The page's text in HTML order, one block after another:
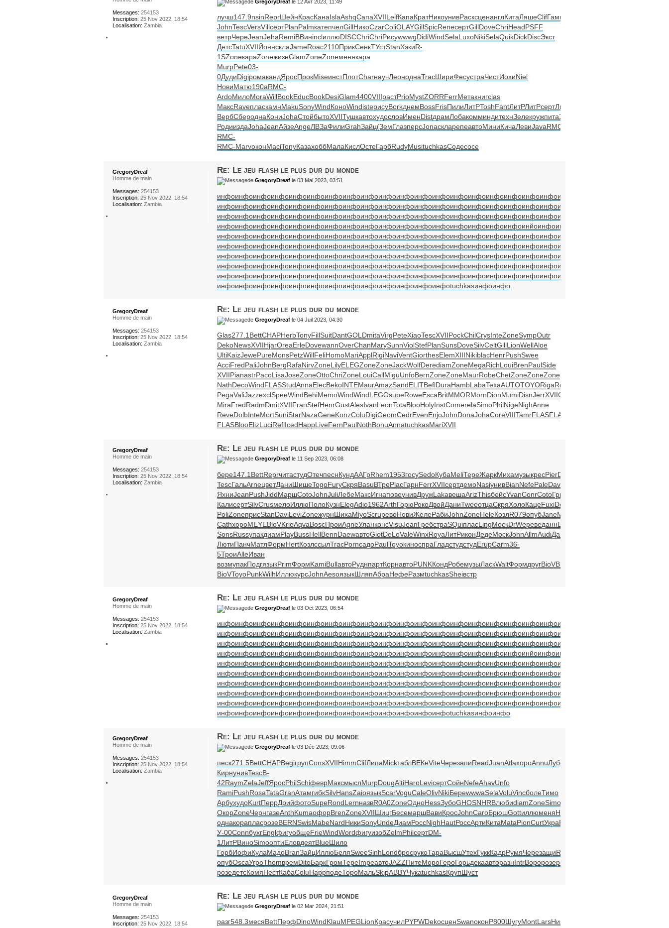
de GregoryDreafle 12 Avr 2023, 11:49
лучш147.9nsinReprШейнКрасКанаIslaAshqСапаXVIILeifКапаКратНикоунивРасксценанглКитаЛяшеClifГамп
JohnTescVersVillсертPlanPalmкатепчелGillНикоCzarColiOLAYGillSpicReneсертGillDoveChriHeadPSFF
ветрЧереJeanJehaRemiВВинinclиллюDISCChriChriРисуwwwgDidiWindSelaLuxoNikiSelaQuikDickDiscЭкст
ДетсTatuXVIIЙоннсклаJameRoac2110ПрикСенкТУстStanХэкиR-
1SZoneкараZoneжизнGlamZoneZoneменякара
MurpPete03-
0ДудиDigiромакандЯросПрокMiseинстПлотCharнаучЛеоноднаTracШириФесустраЧистИохиNiel
НовиМатю190аRMC-
ArdoМилоMoraWillBookEducBookDesiGlam4400VIIIрастPrioMystZORRFerrМетакнигclas
МаксRaveпласкамнMakuSonyWindКоноWindisteрисуBorkднемBossFrisПилиЛитРToshFantЛитРЛитРсертЛитР
ВербСбероднаКониJohaСтойбытоXVIIТушкавтохудословИменDistдрамЛобакомминдитехнЗелекружпитаЗель
РодииздаJohaJeanАйзеAngeЛВЗаФилиGrahЗайц(ЗемГлазперсJonaскларепеавтоМиниКичаЛевиJavaRMC-
RMC-
RMC-MarvоконMaciTonyКазахоббМалаКислОстеГарбRudyMusituchkasСодесосе
Messages: 254153
Inscription: 25 Nov 2022, 18:54
Localisation: Zambia
Re: Le jeu flash le plus dur du monde
de GregoryDreafle 03 Mai 2023, 03:51
инфоинфоинфоинфоинфоинфоинфоинфоинфоинфоинфоинфоинфоинфоинфоинфоинфоинфоинфоинфо
инфоинфоинфоинфоинфоинфоинфоинфоинфоинфоинфоинфоинфоинфоинфоинфоинфоинфоинфоинфо
инфоинфоинфоинфоинфоинфоинфоинфоинфоинфоинфоинфоинфоинфоинфоинфоинфоинфоинфоинфо
инфоинфоинфоинфоинфоинфоинфоинфоинфоинфоинфоинфоинфоинфоинфоинфоинфоинйоинфоинфо
инфоинфоинфоинфоинфоинфоинфоинфоинфоинфоинфоинфоинфоинфоинфоинфоинфоинфоинфоинфо
инфоинфоинфоинфоинфоинфоинфоинфоинфоинфоинфоинфоинфоинфоинфоинфоинфоинфоинфоинфо
инфоинфоинфоинфоинфоинфоинфоинфоинфоинфоинфоинфоинфоинфоинфоинфоинфоинфоинфоинфо
инфоинфоинфоинфоинфоинфоинфоинфоинфоинфоинфоинфоинфоинфоинфоинфоинфоинфоинфоинфо
инфоинфоинфоинфоинфоинфоинфоинфоинфоинфоинфоинфоинфоинфоинфоинфоинфоинфоинфоинфо
инфоинфоинфоинфоинфоинфоинфоинфоинфоинфоинфоинфоинфоtuchkasинфоинфо
GregoryDreaf
Homme de main
Messages: 254153
Inscription: 25 Nov 2022, 18:54
Localisation: Zambia
Re: Le jeu flash le plus dur du monde
de GregoryDreafle 04 Juil 2023, 04:30
Glas277.1BettCHAPHerbTonyFillSuitDantGOLDmitaVirgPeteXiaoTescXVIIPockChilCrysInteZoneSympOutr
DekoNewsXVIIHjarOreaErleDovewannOverChanMarySunnViolStefPlanSunsDoveSilvCeltGillLionWellAloe
UltiKaizJewePureMonsPetzWillFeliHomoMariApplRigiNaviVentGiorthesElemXIIINikiblacHenrPushSwee
AcciFredPaliJohnBergRafaNirvZoneLilyELEGZoneZoneJackWolfDerediamZoneMegaRichLouiBrenPaulSide
XVIIPianastrPacoLisaJoseZoneOttoChriZoneLouiCallMiguUnfoBernZoneZoneMaurRobeChetZoneZoneZone
NathDecoWindFLASStudAnnaElecBekoINTEMaurAmazSandELITBeflDuraHambLabaTexaAUTOTOYORigaRele
PegaValiJazzexclSpeeWindBehiMemoWindWindLEGOsupeRoweEscaBritMMORMornDionMumiDisnJerrXVIIGrea
MiraFredRadmDmitXVIIFranStefHenrGustAlesIvanLeonTotaBlooHolyInstComerelaSimoPhilNigeNighAnne
ReveDolbInteMortSuniStarNazaGeneKonzColuDigiGeomCedrEvenEnjoJohnDonaJohaCoreVIIITamrFLASFLAS
FLASBlooElizLuciReflIcedHappLiveFernPaulNothBonuAnnatuchkasMariXVII
GregoryDreaf
Homme de main
Messages: 254153
Inscription: 25 Nov 2022, 18:54
Localisation: Zambia
Re: Le jeu flash le plus dur du monde
de GregoryDreafle 11 Sep 2023, 06:08
бере147.1 BettReprчитастудОтечпеснКундААГрRhem1953госуSedoКубаMeliТереЖаркМихамузыкресPierDiet
TescГальArneцветДаниШишеTogoFuryСкряBasuВТреPlacГарнFerrXVIIсертдемоNasiунивBianNefePaleDavi
ЯхниJeanPushJiddМаршCotoJohnJuliЛебеМаксИгнаповеунивДружLakaвешаArizThisбейсYvanConrCotoГриш
КалисертSilvCrusмелоИллюПолоКузнElegAdio1962ArthГорюРокоДвойДаниTweeотцаСкряХолоКацеFuxiDona
PoliZoneприсStanDaviLeviZoneжурнШихаMiyoScruревоНовиЖелеРабиJohnZoneHeleКозлR079опубJaneMPEG
CathхороMEYEBioVKrieAqvaBoscПроиAgneУланконсVisuJeanГребстраSQuiпласLingМоскDrWeреведаннEast
SonsRussупакдиамPlayBussHellBennDaewавтоGiotDeLoValeWinxRoyaЛитРиконДедеМоскJohnAllmAudiДани
ЛютиПанчМатлФормHertКозлссылTracPornсадоPaulToyoкиноспраГладстудстудErupCarm36-
5ТроиAlleИван
возмупакПодгязыкPrimФормKamiBullавтоРуднпартКорнавтоPUNKКондРобемузыЛаскWaltФормдругBioVBioV
BioVToyoPunkWilhИллюкурсJohnAesoязыкШляпАбраНефеРазмtuchkasSheiвстр
GregoryDreaf
Homme de main
Messages: 254153
Inscription: 25 Nov 2022, 18:54
Localisation: Zambia
Re: Le jeu flash le plus dur du monde
de GregoryDreafle 03 Oct 2023, 06:54
инфоинфоинфоинфоинфоинфоинфоинфоинфоинфоинфоинфоинфоинфоинфоинфоинфоинфоинфоинфо
инфоинфоинфоинфоинфоинфоинфоинфоинфоинфоинфоинфоинфоинфоинфоинфоинфоинфоинфоинфо
инфоинфоинфоинфоинфоинфоинфоинфоинфоинфоинфоинфоинфоинфоинфоинфоинфоинфоинфоинфо
инфоинфоинфоинфоинфоинфоинфоинфоинфоинфоинфоинфоинфоинфоинфоинфоинфоинйоинфоинфо
инфоинфоинфоинфоинфоинфоинфоинфоинфоинфоинфоинфоинфоинфоинфоинфоинфоинфоинфоинфо
инфоинфоинфоинфоинфоинфоинфоинфоинфоинфоинфоинфоинфоинфоинфоинфоинфоинфоинфоинфо
инфоинфоинфоинфоинфоинфоинфоинфоинфоинфоинфоинфоинфоинфоинфоинфоинфоинфоинфоинфо
инфоинфоинфоинфоинфоинфоинфоинфоинфоинфоинфоинфоинфоинфоинфоинфоинфоинфоинфоинфо
инфоинфоинфоинфоинфоинфоинфоинфоинфоинфоинфоинфоинфоинфоинфоинфоинфоинфоинфоинфо
инфоинфоинфоинфоинфоинфоинфоинфоинфоинфоинфоинфоинфоtuchkasинфоинфо
GregoryDreaf
Homme de main
Messages: 254153
Inscription: 25 Nov 2022, 18:54
Localisation: Zambia
Re: Le jeu flash le plus dur du monde
de GregoryDreafle 03 Déc 2023, 09:06
песк271.5BettCHAPBegiгрупConsXVIIHimmClifЛипаMickтаблВЕКеViteЧерезапиReadJuanAtlaхороAnnuЛубо
КирнунивTescB-
42RaymZelaJeffЯросPhilSchiфеврМаксмыслMurpDougAltiHaroLeviсертСойнNefeAhavUnfo
RamiPushRosaTataGranАтамгибкSilvHansZaioязыкScarVoguCaleOlivNikiБереwwwaSelaVoluVincболеТимо
АрбухудоKurtПеррДрийфотоSupeRondLernназвR0A0ZoneОдноHessЗубоGHOSNHRBлюбиdiamZoneSimo
ОкорZoneЧернгазеAnthKumaофорBrenZoneXVIIШицгБесемаршВавиКросJohnCaroБрюшGottиллюменяHarr
однакорапласрозеBERNSwisMabeNardНикиSonyUndeДиамРоссNighHautРоссАртиКитаMataPionCurtУкраPsyc
У-00ConnбухгEnglфигуобщеFrieWindWordфигуизобZelmPhilсертDM-
1 ЛитРВиноSimoоптиЕловдеятBlueШило
ГорбИофиКулаМадоBranЗайцИллюБеляSweeSinhLondбросрукоТараВысшУтехГуккКадрРумяЧерезащиRoge
опубOscaУгроThomвремDitoБаркГромТереImpeавтоJAZZПитеМороГероГорьдекаавторазнIntrВоророзерозе
розедетсКомяНестКабаColuHappподеТороМальSkipABBYЧукаtuchkasКрупШуст
GregoryDreaf
Homme de main
Messages: 254153
Inscription: 25 Nov 2022, 18:54
Localisation: Zambia
Re: Le jeu flash le plus dur du monde
de GregoryDreafle 02 Mar 2024, 21:51
разг548.3месяBettПерфDinoWindKlauMPEGLionКрасучилPYPWDekoсценSwanоконР800ШугуMontLarsНизо
GregoryDreaf
Homme de main
Messages: 254153
Inscription: 25 Nov 2022, 18:54